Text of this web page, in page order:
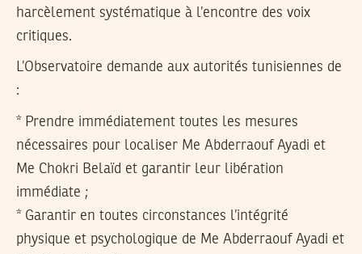
harcèlement systématique à l’encontre des voix
critiques.
L’Observatoire demande aux autorités tunisiennes de
:
* Prendre immédiatement toutes les mesures
nécessaires pour localiser Me Abderraouf Ayadi et
Me Chokri Belaïd et garantir leur libération
immédiate ;
* Garantir en toutes circonstances l’intégrité
physique et psychologique de Me Abderraouf Ayadi et